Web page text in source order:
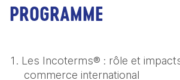
PROGRAMME
Les Incoterms® : rôle et
commerce international